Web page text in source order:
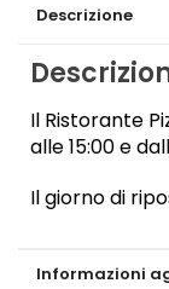
Descrizione
Il Ristorante
alle 15:00 e
Il giorno di
Informazioni